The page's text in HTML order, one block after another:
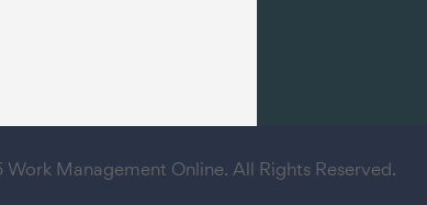
Management Online. All Rights Reserved.